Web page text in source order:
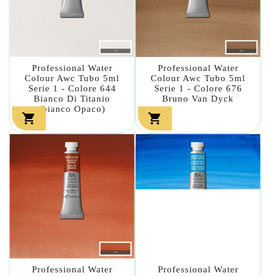
Professional Water
Colour Awc Tubo 5ml
Serie 1 - Colore 644
Bianco Di Titanio
(bianco Opaco)

Professional Water
Colour Awc Tubo 5ml
Serie 1 - Colore 676
Bruno Van Dyck

Professional Water
Professional Water